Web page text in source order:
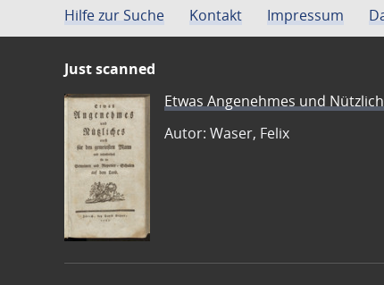
Hilfe zur Suche Kontakt Impressum
Just scanned
Etwas Angenehmes und
Autor: Waser, Felix